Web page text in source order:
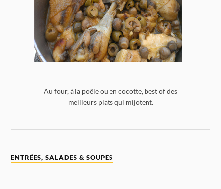
Au four, à la poêle ou en cocotte, best of des
meilleurs plats qui mijotent.
ENTRÉES, SALADES & SOUPES